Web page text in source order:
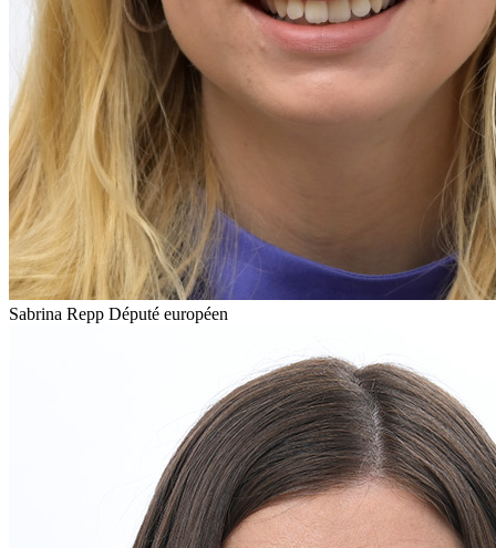
Sabrina Repp Député européen